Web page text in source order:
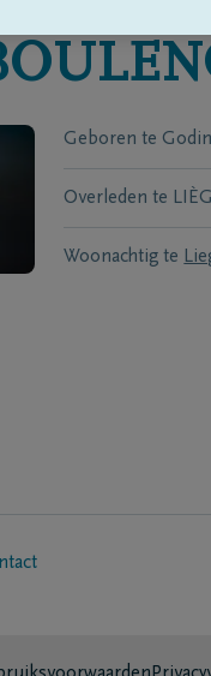
Geboren te
Overleden te
Woonachtig te